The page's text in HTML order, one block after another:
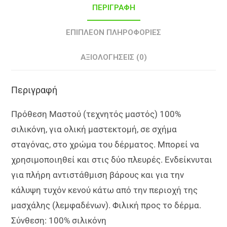
ΠΕΡΙΓΡΑΦΉ
ΕΠΙΠΛΈΟΝ ΠΛΗΡΟΦΟΡΊΕΣ
ΑΞΙΟΛΟΓΉΣΕΙΣ (0)
Περιγραφή
Πρόθεση Μαστού (τεχνητός μαστός) 100%
σιλικόνη, για ολική μαστεκτομή, σε σχήμα
σταγόνας, στο χρώμα του δέρματος. Μπορεί να
χρησιμοποιηθεί και στις δύο πλευρές. Ενδείκνυται
για πλήρη αντιστάθμιση βάρους και για την
κάλυψη τυχόν κενού κάτω από την περιοχή της
μασχάλης (λεμφαδένων). Φιλική προς το δέρμα.
Σύνθεση: 100% σιλικόνη